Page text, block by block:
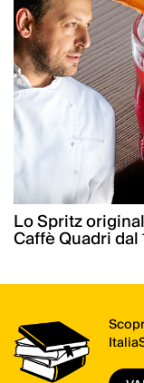
Lo Spritz
Caffè Quadri dal